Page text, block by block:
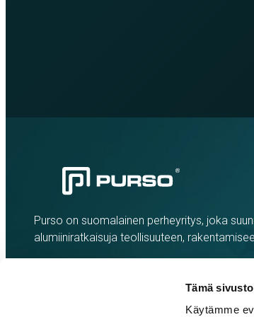
Tämä
Käytämme
Purso on suomalainen perheyritys, joka
alumiiniratkaisuja teollisuuteen,